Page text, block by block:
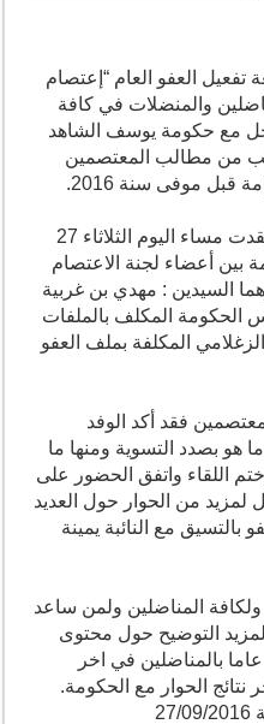
تفعيل العفو العام “إعتصام
والمنضلات في كافة
حل مع حكومة يوسف الشاهد
من مطالب المعتصمين
قبل موفى سنة 2016.
كان ذلك إثناء جلسة تفاوضية إنعقدت مساء اليوم الثلاثاء 27
بين أعضاء لجنة الاعتصام
السيدين : مهدي بن غربية
الحكومة المكلف بالملفات
الزغلامي المكلفة بملف العفو
فقد أكد الوفد
هو بصدد التسوية ومنها ما
اللقاء واتفق الحضور على
لمزيد من الحوار حول العديد
بالتسيق مع النائبة يمينة
المناضلين ولمن ساعد
التوضيح حول محتوى
بالمناضلين في اخر
نتائج الحوار مع الحكومة.